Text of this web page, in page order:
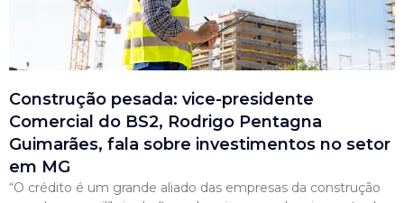
Construção pesada: vice-presidente
Comercial do BS2, Rodrigo Pentagna
Guimarães, fala sobre investimentos no setor
em MG
“O crédito é um grande aliado das empresas da construção